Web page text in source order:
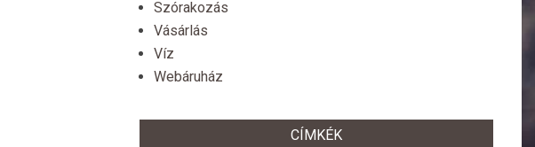
Szórakozás
Vásárlás
Víz
Webáruház
CÍMKÉK